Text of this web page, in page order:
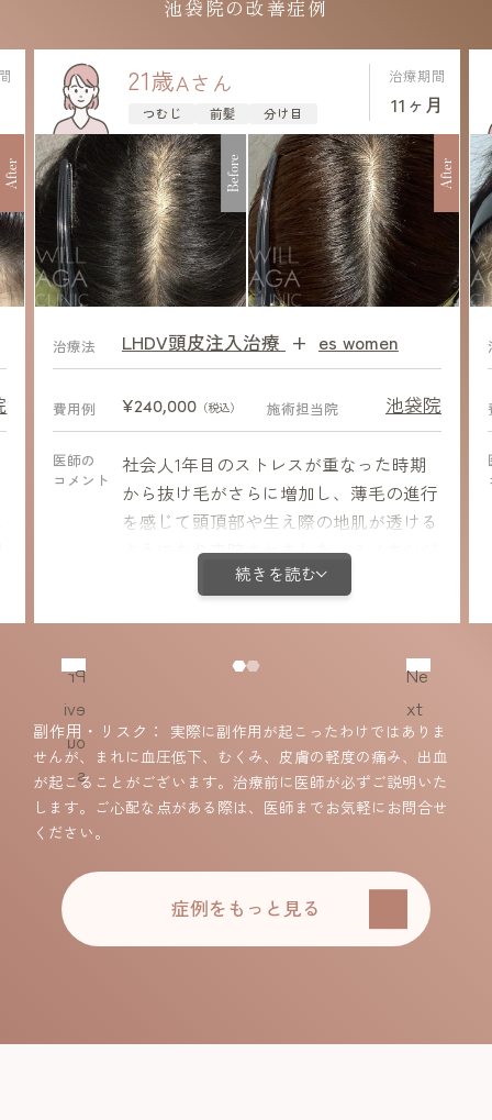
池袋院の改善症例
Pr
evi
ou
s
After
21歳Aさん
つむじ 前髪 分け目
治療期間
11ヶ月
Before After
After
治療法 LHDV頭皮注入治療 + es women
費用例 ¥240,000（税込） 施術担当院 池袋院
医師の
コメント
社会人1年目のストレスが重なった時期
から抜け毛がさらに増加し、薄毛の進行
を感じて頭頂部や生え際の地肌が透ける
ようになり来院されました。ミノキシジ
ル内服＋栄養剤＋LHDV注射で治療しま
す。今回は若いうちから治療介入できた
順調で、特に生え際の改善が顕著でし
た。前頭部を中心に毛量が増え、髪全体
のボリュームも回復し体毛の増加も気に
ならない程度で、ご本人も効果をしっか
続きを読む
Ne
xt
副作用・リスク
実際に副作用が起こったわけではありま
せんが、まれに血圧低下、むくみ、皮膚の軽度の痛み、出血
が起こることがございます。治療前に医師が必ずご説明いた
します。ご心配な点がある際は、医師までお気軽にお問合せ
ください。
症例をもっと見る